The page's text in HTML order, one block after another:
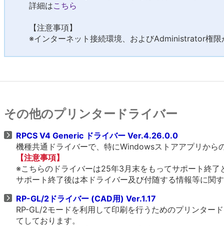
詳細はこちら
【注意事項】
※インターネット接続環境、およびAdministrator権限
その他のプリンタードライバー
RPCS V4 Generic ドライバー Ver.4.26.0.0
機種共通ドライバーで、特にWindowsストアアプリから
【注意事項】
※こちらのドライバーは25年3月末をもってサポート終了
サポート終了後は本ドライバー及び付随する情報等に関
RP-GL/2ドライバー (CAD用) Ver.1.17
RP-GL/2モードを利用して印刷を行うためのプリンター
てしております。